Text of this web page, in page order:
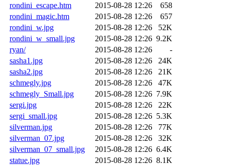
rondini_escape.htm
2015-08-28 12:26
658
rondini_magic.htm
2015-08-28 12:26
657
rondini_w.jpg
2015-08-28 12:26
52K
rondini_w_small.jpg
2015-08-28 12:26 9.2K
ryan/
2015-08-28 12:26
-
sasha1.jpg
2015-08-28 12:26
24K
sasha2.jpg
2015-08-28 12:26
21K
schmegly.jpg
2015-08-28 12:26
47K
schmegly_Small.jpg
2015-08-28 12:26 7.9K
sergi.jpg
2015-08-28 12:26
22K
sergi_small.jpg
2015-08-28 12:26 5.3K
silverman.jpg
2015-08-28 12:26
77K
silverman_07.jpg
2015-08-28 12:26
32K
silverman_07_small.jpg
2015-08-28 12:26 6.4K
statue.jpg
2015-08-28 12:26 8.1K